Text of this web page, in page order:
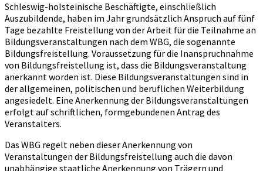
Schleswig-holsteinische Beschäftigte, einschließlich
Auszubildende, haben im Jahr grundsätzlich Anspruch auf fünf
Tage bezahlte Freistellung von der Arbeit für die Teilnahme an
Bildungsveranstaltungen nach dem WBG, die sogenannte
Bildungsfreistellung. Voraussetzung für die Inanspruchnahme
von Bildungsfreistellung ist, dass die Bildungsveranstaltung
anerkannt worden ist. Diese Bildungsveranstaltungen sind in
der allgemeinen, politischen und beruflichen Weiterbildung
angesiedelt. Eine Anerkennung der Bildungsveranstaltungen
erfolgt auf schriftlichen, formgebundenen Antrag des
Veranstalters.
Das WBG regelt neben dieser Anerkennung von
Veranstaltungen der Bildungsfreistellung auch die davon
unabhängige staatliche Anerkennung von Trägern und